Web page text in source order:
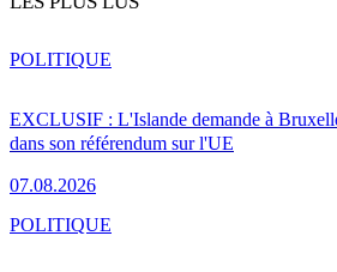
EXCLUSIF : L'Islande demande à
dans son référendum sur l'UE
07.08.2026
POLITIQUE
POLITIQUE